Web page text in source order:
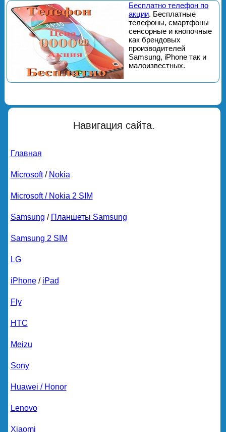
Бесплатно телефон по
акции. Бесплатные
телефоны, смартфоны
сенсорные и кнопочные
как брендовых
производителей
Samsung, iPhone так и
малоизвестных.
Навигация сайта.
Главная
Microsoft/ Nokia
Microsoft / Nokia 2 SIM
Samsung / Планшеты Samsung
Samsung 2 SIM
LG
iPhone/ iPad
Fly
HTC
Meizu
Sony
Huawei / Honor
Lenovo
Xiaomi